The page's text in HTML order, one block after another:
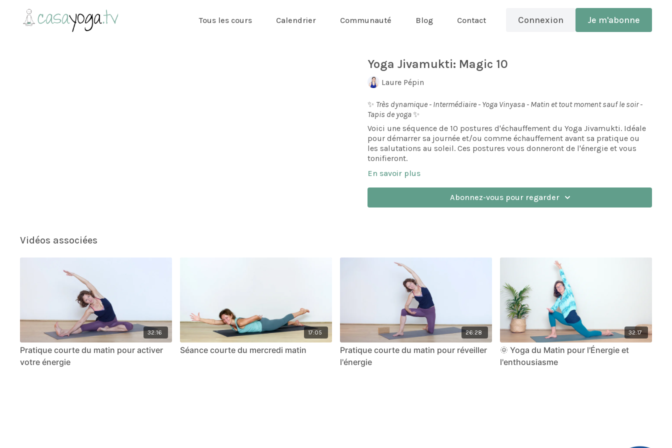
Tous les cours Calendrier Communauté Blog Contact Connexion Je m'abonne
Yoga Jivamukti: Magic 10
Laure Pépin
✨ Très dynamique - Intermédiaire - Yoga Vinyasa - Matin et tout moment sauf le soir -
Tapis de yoga✨
Voici une séquence de 10 postures d'échauffement du Yoga Jivamukti. Idéale
pour démarrer sa journée et/ou comme échauffement avant sa pratique ou
les salutations au soleil. Ces postures vous donneront de l'énergie et vous
tonifieront.
En savoir plus
Abonnez-vous pour regarder
Vidéos associées
32:16
Pratique courte du matin pour activer
votre énergie
17:05
Séance courte du mercredi matin
26:28
Pratique courte du matin pour réveiller
l'énergie
32:17
🌞 Yoga du Matin pour l'Énergie et
l'enthousiasme